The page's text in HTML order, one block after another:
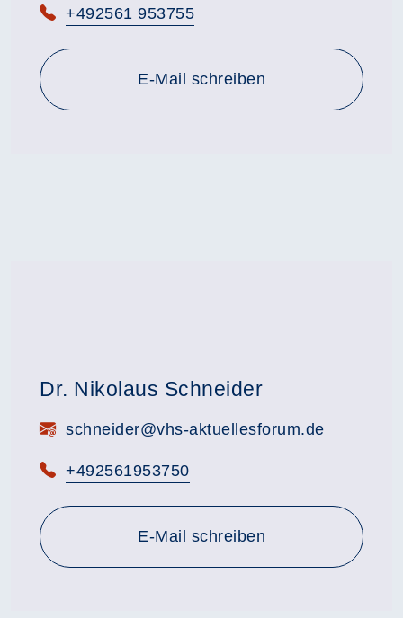
Telefon:
+492561 953755
E-Mail schreiben
Dr. Nikolaus Schneider
E-Mail:schneider@vhs-aktuellesforum.de
Telefon:
+492561953750
E-Mail schreiben